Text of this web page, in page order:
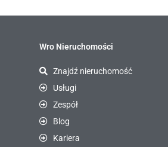
Wro Nieruchomości
Znajdź nieruchomość
Usługi
Zespół
Blog
Kariera